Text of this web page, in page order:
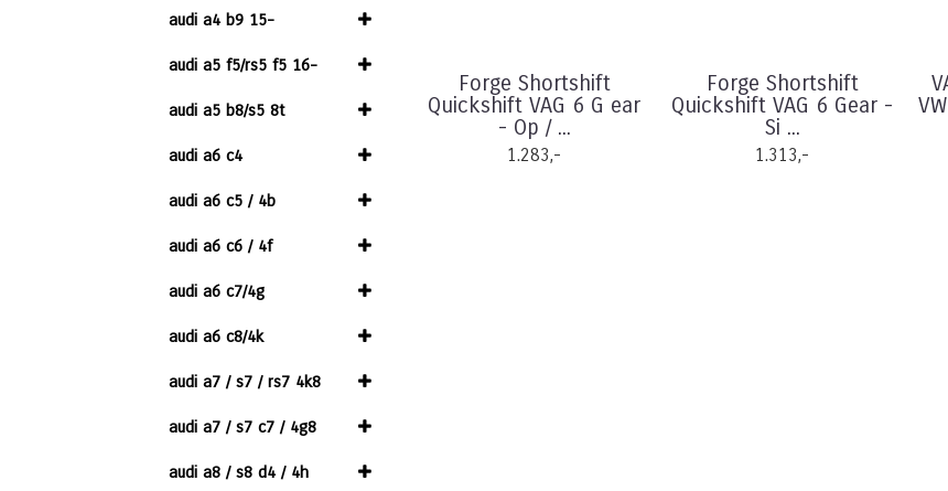
audi a4 b9 15-
audi a5 f5/rs5 f5 16-
audi a5 b8/s5 8t
audi a6 c4
audi a6 c5 / 4b
audi a6 c6 / 4f
audi a6 c7/4g
audi a6 c8/4k
audi a7 / s7 / rs7 4k8
audi a7 / s7 c7 / 4g8
audi a8 / s8 d4 / 4h
Forge Shortshift
Quickshift VAG 6 G ear
- Op / ...
1.283,-
Forge Shortshift
Quickshift VAG 6 Gear -
Si ...
1.313,-